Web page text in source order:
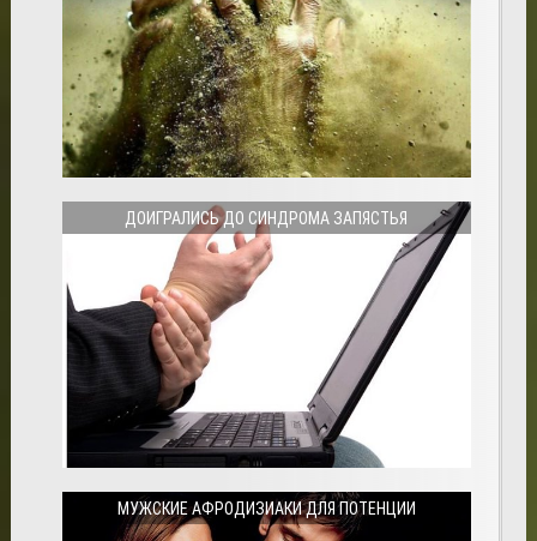
ДОИГРАЛИСЬ ДО СИНДРОМА ЗАПЯСТЬЯ
МУЖСКИЕ АФРОДИЗИАКИ ДЛЯ ПОТЕНЦИИ